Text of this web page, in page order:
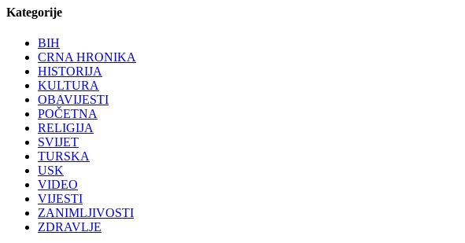
Kategorije
BIH
CRNA HRONIKA
HISTORIJA
KULTURA
OBAVIJESTI
POČETNA
RELIGIJA
SVIJET
TURSKA
USK
VIDEO
VIJESTI
ZANIMLJIVOSTI
ZDRAVLJE